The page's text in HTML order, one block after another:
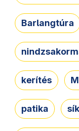
Barlangtúra
kerítés
patika